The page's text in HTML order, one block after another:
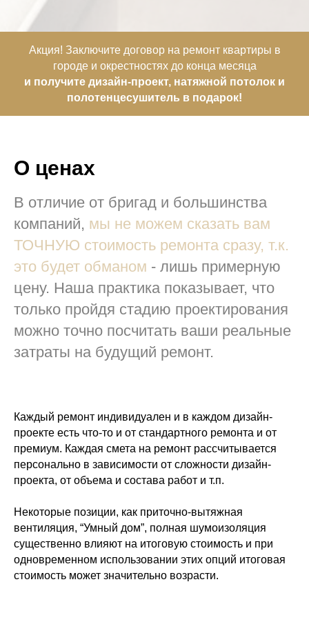
Акция! Заключите договор на ремонт квартиры в
городе и окрестностяхдо конца месяца
и получите дизайн-проект, натяжной потолок и
полотенцесушитель в подарок!
О ценах
В отличие от бригад и большинства
компаний, мы не можем сказать вам
ТОЧНУЮ стоимость ремонта сразу, т.к.
это будет обманом - лишь примерную
цену. Наша практика показывает, что
только пройдя стадию проектирования
можно точно посчитать ваши реальные
затраты на будущий ремонт.
Каждый ремонт индивидуален и в каждом дизайн-
проекте есть что-то и от стандартного ремонта и от
премиум. Каждая смета на ремонт рассчитывается
персонально в зависимости от сложности дизайн-
проекта, от объема и состава работ и т.п.
Некоторые позиции, как приточно-вытяжная
вентиляция, “Умный дом”, полная шумоизоляция
существенно влияют на итоговую стоимость и при
одновременном использовании этих опций итоговая
стоимость может значительно возрасти.